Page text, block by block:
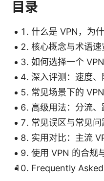
目录
什么是 VPN，为
核心概念与术语速
如何选择一个
深入评测：速度
常见场景下的
高级用法：分流
常见误区与常见问
实用对比：主流
使用 VPN 的合规
Frequently